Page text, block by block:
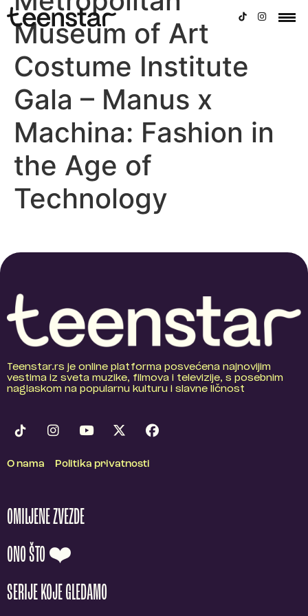
Museum of Art
Costume Institute
Gala – Manus x
Machina: Fashion in
the Age of
Technology
Teenstar.rs je online platforma posvećena najnovijim
vestima iz sveta muzike, filmova i televizije, s posebnim
naglaskom na popularnu kulturu i slavne ličnost
O nama Politika privatnosti
OMILJENE ZVEZDE
ONO ŠTO ❤️
SERIJE KOJE GLEDAMO